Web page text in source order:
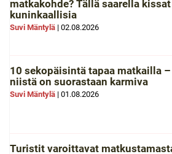
matkakohde? Tällä saarella
kuninkaallisia
Suvi Mäntylä | 02.08.2026
10 sekopäisintä tapaa matkailla
niistä on suorastaan karmiva
Suvi Mäntylä | 01.08.2026
Turistit varoittavat